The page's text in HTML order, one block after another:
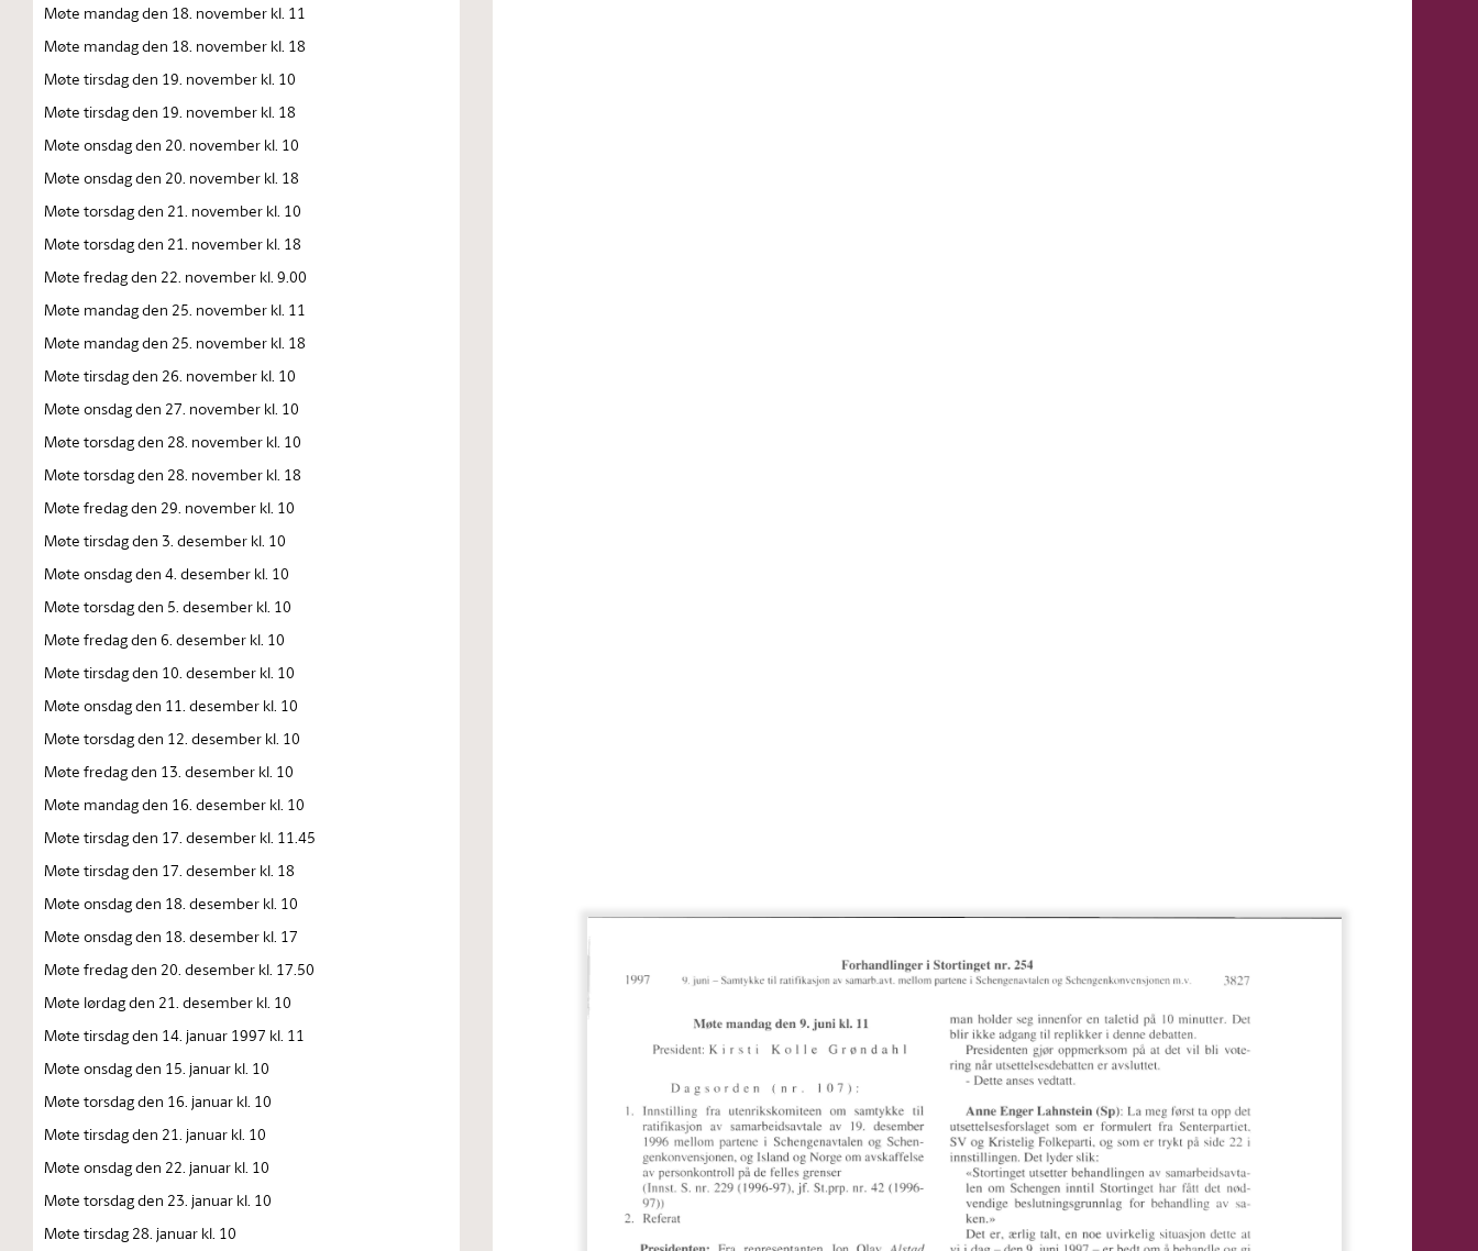
Møte mandag den 18. november kl. 11
Møte mandag den 18. november kl. 18
Møte tirsdag den 19. november kl. 10
Møte tirsdag den 19. november kl. 18
Møte onsdag den 20. november kl. 10
Møte onsdag den 20. november kl. 18
Møte torsdag den 21. november kl. 10
Møte torsdag den 21. november kl. 18
Møte fredag den 22. november kl. 9.00
Møte mandag den 25. november kl. 11
Møte mandag den 25. november kl. 18
Møte tirsdag den 26. november kl. 10
Møte onsdag den 27. november kl. 10
Møte torsdag den 28. november kl. 10
Møte torsdag den 28. november kl. 18
Møte fredag den 29. november kl. 10
Møte tirsdag den 3. desember kl. 10
Møte onsdag den 4. desember kl. 10
Møte torsdag den 5. desember kl. 10
Møte fredag den 6. desember kl. 10
Møte tirsdag den 10. desember kl. 10
Møte onsdag den 11. desember kl. 10
Møte torsdag den 12. desember kl. 10
Møte fredag den 13. desember kl. 10
Møte mandag den 16. desember kl. 10
Møte tirsdag den 17. desember kl. 11.45
Møte tirsdag den 17. desember kl. 18
Møte onsdag den 18. desember kl. 10
Møte onsdag den 18. desember kl. 17
Møte fredag den 20. desember kl. 17.50
Møte lørdag den 21. desember kl. 10
Møte tirsdag den 14. januar 1997 kl. 11
Møte onsdag den 15. januar kl. 10
Møte torsdag den 16. januar kl. 10
Møte tirsdag den 21. januar kl. 10
Møte onsdag den 22. januar kl. 10
Møte torsdag den 23. januar kl. 10
Møte tirsdag 28. januar kl. 10